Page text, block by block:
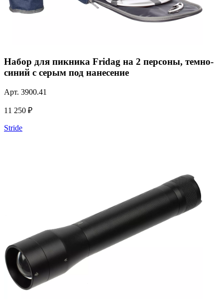
Набор для пикника Fridag на 2 персоны, темно-
синий с серым под нанесение
Арт. 3900.41
11 250 ₽
Stride